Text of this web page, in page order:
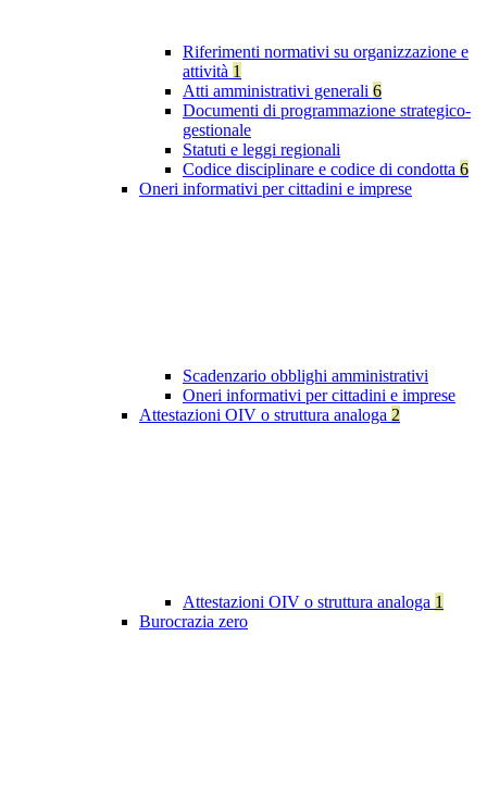
Riferimenti normativi su organizzazione e
attività 1
Atti amministrativi generali 6
Documenti di programmazione strategico-
gestionale
Statuti e leggi regionali
Codice disciplinare e codice di condotta 6
Oneri informativi per cittadini e imprese
Scadenzario obblighi amministrativi
Oneri informativi per cittadini e imprese
Attestazioni OIV o struttura analoga 2
Attestazioni OIV o struttura analoga 1
Burocrazia zero